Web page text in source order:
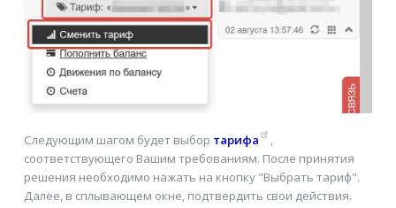
Следующим шагом будет выбор тарифа
,
соответствующего Вашим требованиям. После принятия
решения необходимо нажать на кнопку "Выбрать тариф".
Далее, в сплывающем окне, подтвердить свои действия.